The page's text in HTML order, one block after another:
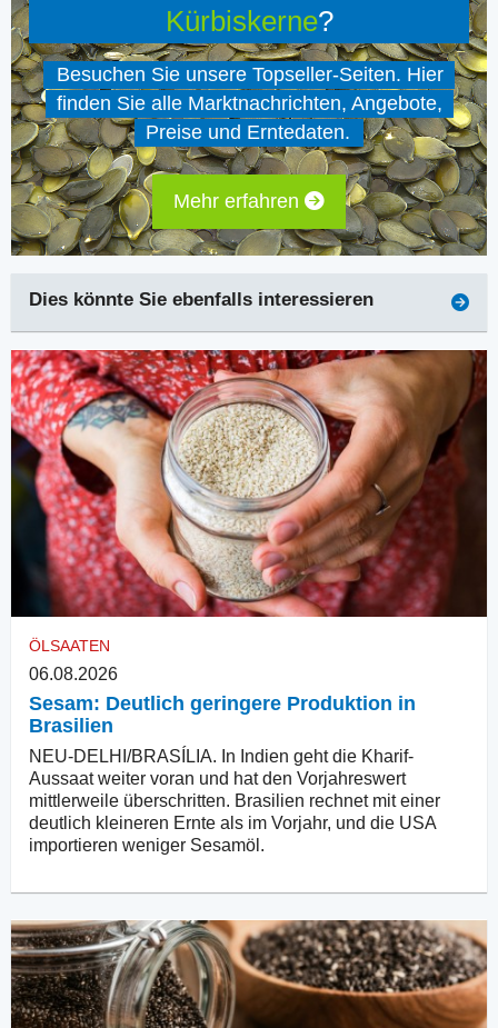
Kürbiskerne?
Besuchen Sie unsere Topseller-Seiten. Hier
finden Sie alle Marktnachrichten, Angebote,
Preise und Erntedaten.
Mehr erfahren
Dies könnte Sie ebenfalls interessieren
ÖLSAATEN
06.08.2026
Sesam: Deutlich geringere Produktion in
Brasilien
NEU-DELHI/BRASÍLIA. In Indien geht die Kharif-
Aussaat weiter voran und hat den Vorjahreswert
mittlerweile überschritten. Brasilien rechnet mit einer
deutlich kleineren Ernte als im Vorjahr, und die USA
importieren weniger Sesamöl.